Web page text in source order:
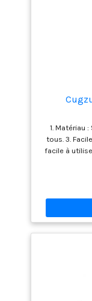
1. Matériau
tous. 3.
facile à